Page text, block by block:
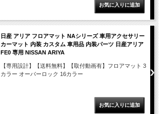
日産 アリア フロアマット NAシリーズ 車用アクセサリー
カーマット 内装 カスタム 車用品 内装パーツ 日産アリア
FE0 専用 NISSAN ARIYA
【専用設計】【送料無料】【取付動画有】フロアマット 3
カラー オーバーロック 16カラー